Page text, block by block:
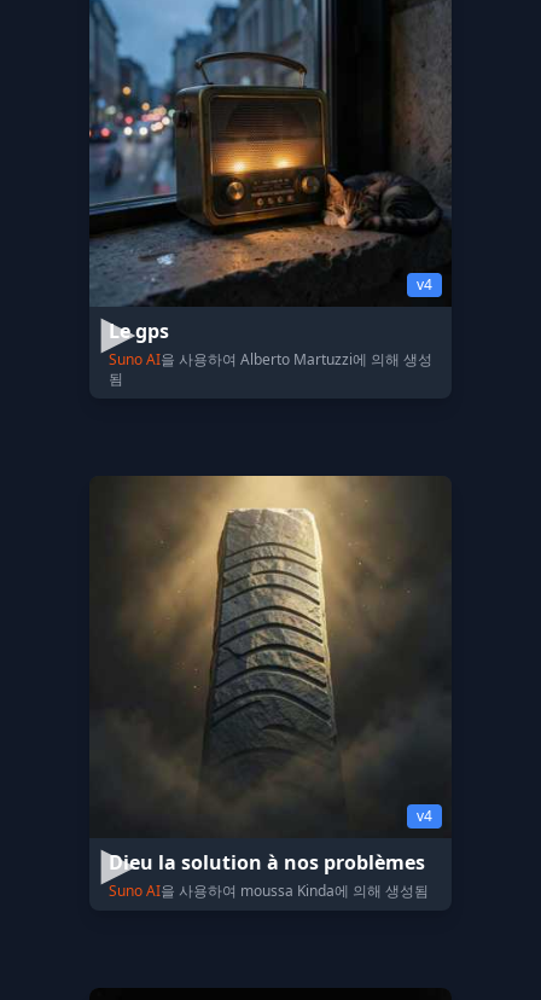
v4
Le gps
Suno AI을 사용하여 Alberto Martuzzi에 의해 생성
됨
v4
Dieu la solution à nos problèmes
Suno AI을 사용하여 moussa Kinda에 의해 생성됨